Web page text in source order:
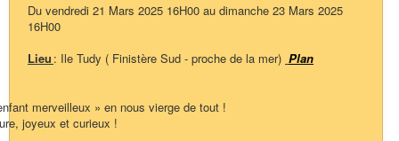
Du vendredi 21 Mars 2025 16H00 au dimanche 23 Mars 2025
16H00
Lieu : Ile Tudy ( Finistère Sud - proche de la mer) Plan
merveilleux » en nous vierge de tout !
joyeux et curieux !